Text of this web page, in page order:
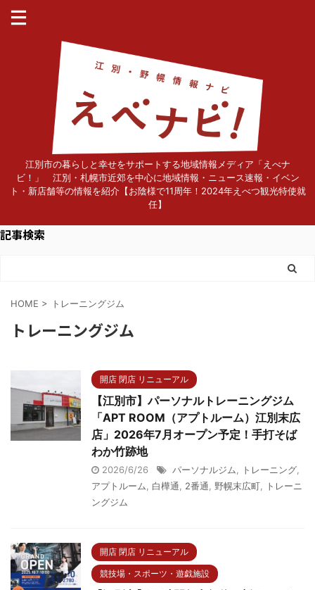
江別市の暮らしと幸せをサポートする地域情報メディア「えべナ
ビ！」 江別・札幌市近郊を中心に地域情報・ニュース速報・イベン
ト・新店舗等の情報を紹介【お陰様で11周年！2024年えべつ観光特使就
任】
記事検索
HOME > トレーニングジム
トレーニングジム
開店 閉店 リニューアル
【江別市】パーソナルトレーニングジム
「APT ROOM（アプトルーム）江別末広
店」2026年7月オープン予定！手打そば
わか竹跡地
2026/6/26 パーソナルジム, トレーニング,
アプトルーム, 白樺通, 2番通, 野幌末広町, トレーニ
ングジム
開店 閉店 リニューアル
競技場・スポーツ・遊戯施設